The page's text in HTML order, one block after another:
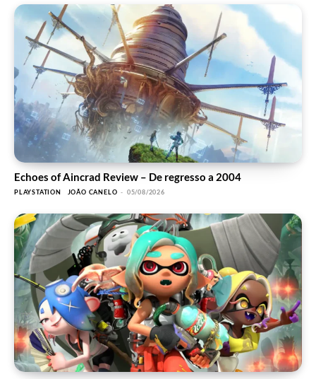
Echoes of Aincrad Review – De regresso a 2004
PLAYSTATION JOÃO CANELO - 05/08/2026